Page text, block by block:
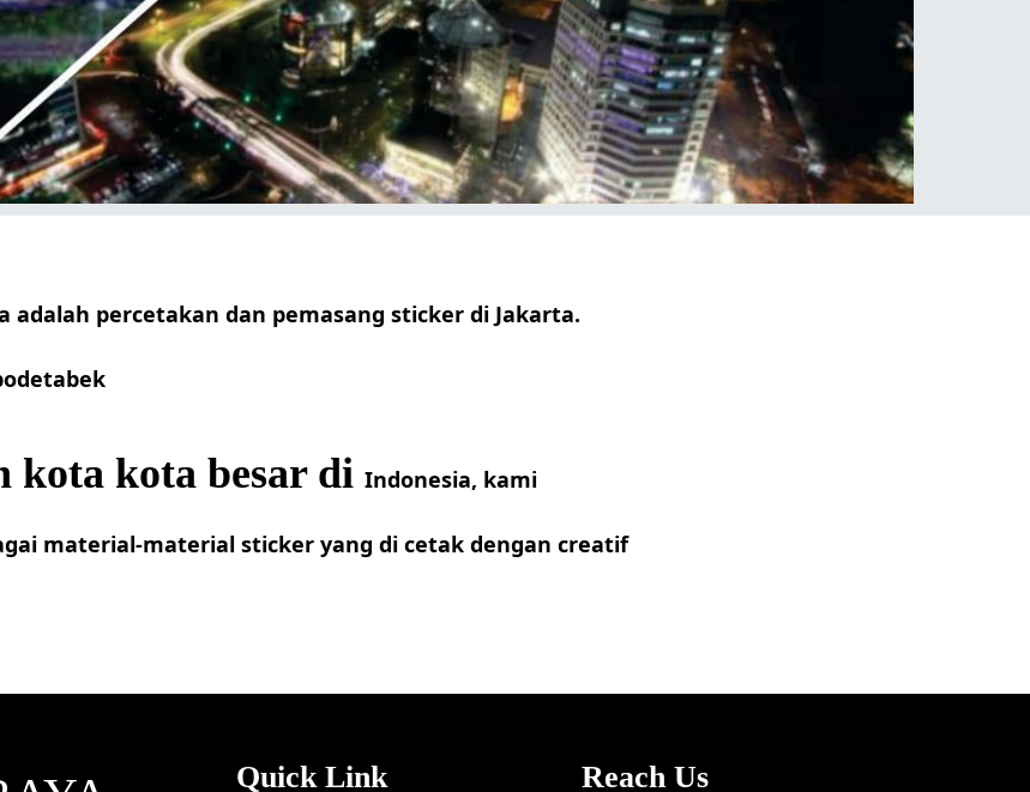
adalah percetakan dan pemasang sticker di Jakarta.
kota kota besar di Indonesia, kami
material-material sticker yang di cetak dengan creatif
Quick Link Reach Us